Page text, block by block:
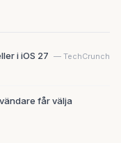
i iOS 27 — TechCrunch
får välja